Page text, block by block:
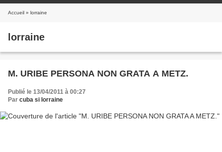
Accueil » lorraine
lorraine
M. URIBE PERSONA NON GRATA A METZ.
Publié le 13/04/2011 à 00:27
Par cuba si lorraine